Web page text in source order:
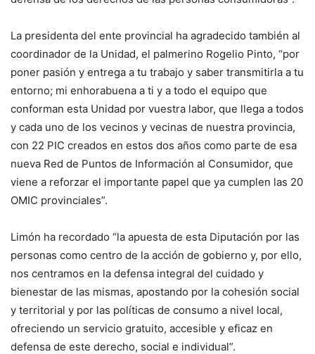
La presidenta del ente provincial ha agradecido también al
coordinador de la Unidad, el palmerino Rogelio Pinto, “por
poner pasión y entrega a tu trabajo y saber transmitirla a tu
entorno; mi enhorabuena a ti y a todo el equipo que
conforman esta Unidad por vuestra labor, que llega a todos
y cada uno de los vecinos y vecinas de nuestra provincia,
con 22 PIC creados en estos dos años como parte de esa
nueva Red de Puntos de Información al Consumidor, que
viene a reforzar el importante papel que ya cumplen las 20
OMIC provinciales”.
Limón ha recordado “la apuesta de esta Diputación por las
personas como centro de la acción de gobierno y, por ello,
nos centramos en la defensa integral del cuidado y
bienestar de las mismas, apostando por la cohesión social
y territorial y por las políticas de consumo a nivel local,
ofreciendo un servicio gratuito, accesible y eficaz en
defensa de este derecho, social e individual”.